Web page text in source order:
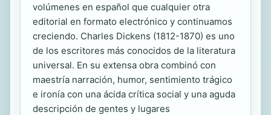
volúmenes en español que cualquier otra
editorial en formato electrónico y continuamos
creciendo. Charles Dickens (1812-1870) es uno
de los escritores más conocidos de la literatura
universal. En su extensa obra combinó con
maestría narración, humor, sentimiento trágico
e ironía con una ácida crítica social y una aguda
descripción de gentes y lugares